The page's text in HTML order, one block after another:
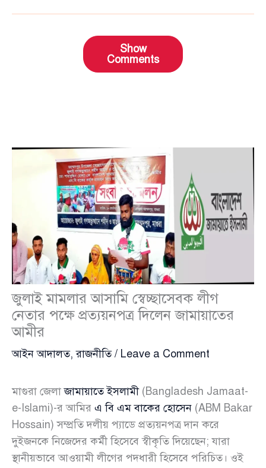
Show
Comments
জুলাই মামলার আসামি স্বেচ্ছাসেবক লীগ
নেতার পক্ষে প্রত্যয়নপত্র দিলেন জামায়াতের
আমীর
আইন আদালত,রাজনীতি/ Leave a Comment
মাগুরা জেলাজামায়াতে ইসলামী(Bangladesh Jamaat-
e-Islami)-র আমির এ বি এম বাকের হোসেন (ABM Bakar
Hossain) সম্প্রতি দলীয় প্যাডে প্রত্যয়নপত্র দান করে
দুইজনকে নিজেদের কর্মী হিসেবে স্বীকৃতি দিয়েছেন; যারা
স্থানীয়ভাবে আওয়ামী লীগের পদধারী হিসেবে পরিচিত। ওই